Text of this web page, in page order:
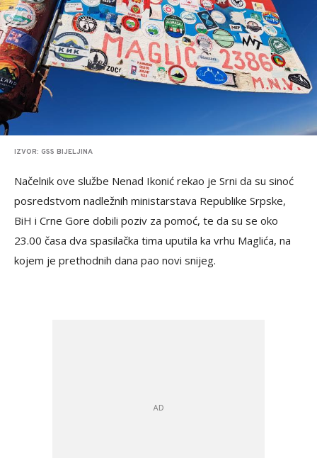
IZVOR: GSS BIJELJINA
Načelnik ove službe Nenad Ikonić rekao je Srni da su sinoć
posredstvom nadležnih ministarstava Republike Srpske,
BiH i Crne Gore dobili poziv za pomoć, te da su se oko
23.00 časa dva spasilačka tima uputila ka vrhu Maglića, na
kojem je prethodnih dana pao novi snijeg.